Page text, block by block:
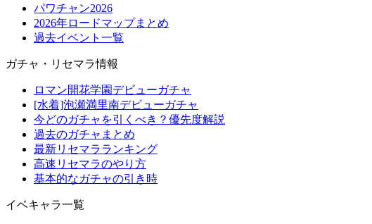
パワチャン2026
2026年ロードマップまとめ
過去イベント一覧
ガチャ・リセマラ情報
ロマン開花学園デビューガチャ
[水着]泡瀬満里南デビューガチャ
今どのガチャを引くべき？優先度解説
過去のガチャまとめ
最新リセマラランキング
高速リセマラのやり方
基本的なガチャの引き時
イベキャラ一覧